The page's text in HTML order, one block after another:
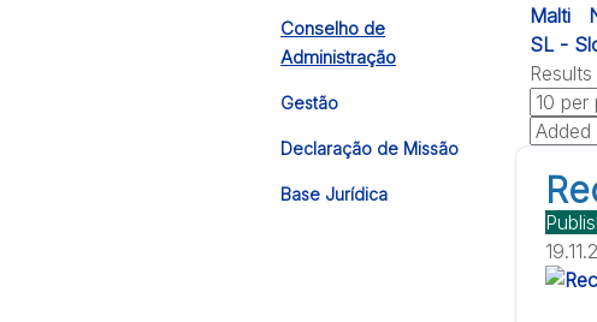
Conselho de
Administração
Gestão
Declaração de Missão
Base Jurídica
Malti
SL -